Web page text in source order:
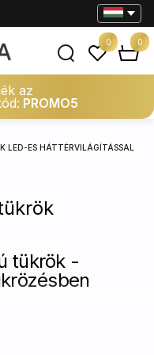
az
PROMO5
0 0
LED-ES HÁTTÉRVILÁGÍTÁSSAL
tükrök -
tükrök új